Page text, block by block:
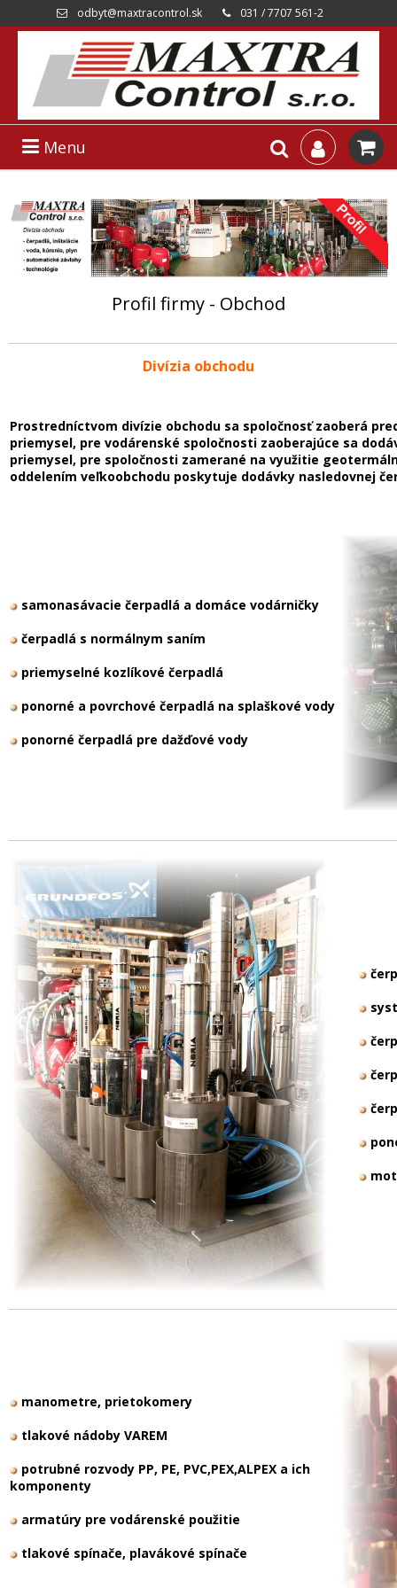
odbyt@maxtracontrol.sk 031 / 7707 561-2
Menu
Profil firmy - Obchod
Divízia obchodu
Prostredníctvom divízie obchodu sa spoločnosť zaoberá
priemysel, pre vodárenské spoločnosti zaoberajúce sa
priemysel, pre spoločnosti zamerané na využitie
oddelením veľkoobchodu poskytuje dodávky nasledovnej
samonasávacie čerpadlá a domáce vodárničky
čerpadlá s normálnym saním
priemyselné kozlíkové čerpadlá
ponorné a povrchové čerpadlá na splaškové vody
ponorné čerpadlá pre dažďové vody
manometre, prietokomery
tlakové nádoby VAREM
potrubné rozvody PP, PE, PVC,PEX,ALPEX a ich
komponenty
armatúry pre vodárenské použitie
tlakové spínače, plavákové spínače